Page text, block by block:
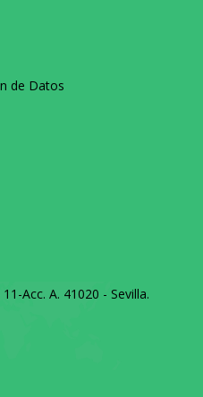
de Datos
Acc. A. 41020 - Sevilla.